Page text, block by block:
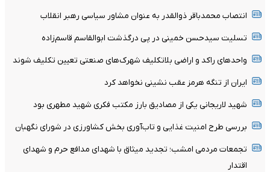
انتصاب محمدباقر ذوالقدر به عنوان مشاور سیاسی رهبر انقلاب
تسلیت سیدحسن خمینی در پی درگذشت ابوالقاسم قاسم‌زاده
واحدهای راکد و اراضی بلاتکلیف شهرک‌های صنعتی تعیین تکلیف شوند
ایران از تنگه هرمز عقب نشینی نخواهد کرد
شهید لاریجانی یکی از مصادیق بارز مکتب فکری شهید مطهری بود
بررسی طرح امنیت غذایی و تاب‌آوری بخش کشاورزی در شورای نگهبان
تجمعات مردمی امشب؛ تجدید میثاق با شهدای مدافع حرم و شهدای
اقتدار